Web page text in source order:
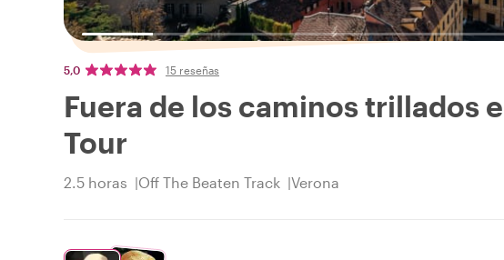
5,0 15 reseñas
Fuera de los caminos trillados
Tour
2.5 horas Off The Beaten Track Verona